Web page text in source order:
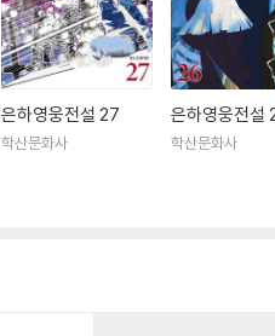
은하영웅전설 27
학산문화사
은하영웅전설
학산문화사